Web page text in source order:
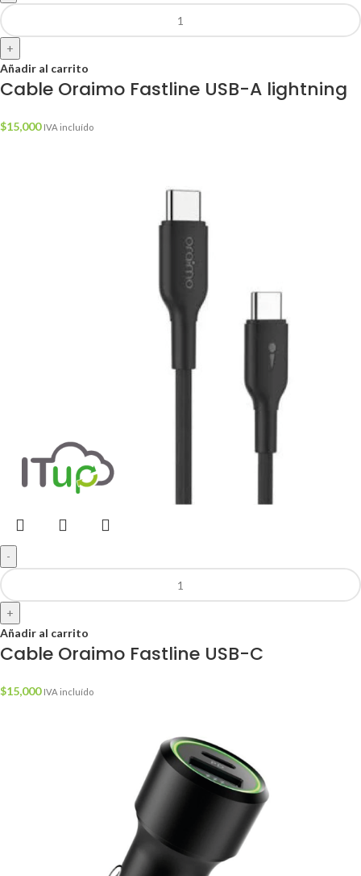
+
Añadir al carrito
Cable Oraimo Fastline USB-A lightning
$15,000 IVA incluído
-
+
Añadir al carrito
Cable Oraimo Fastline USB-C
$15,000 IVA incluído